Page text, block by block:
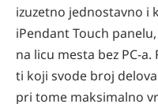
izuzetno jednostavno i
iPendant Touch
na licu mesta bez PC-
ti koji svode broj
pri tome maksimalno